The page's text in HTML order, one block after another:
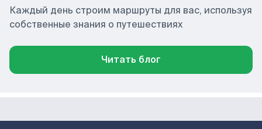
Каждый день строим маршруты для вас, используя
собственные знания о путешествиях
Читать блог